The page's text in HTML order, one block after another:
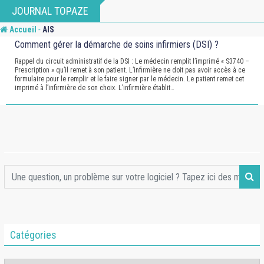
to
content
JOURNAL TOPAZE
Accueil -AIS
Comment gérer la démarche de soins infirmiers (DSI) ?
Rappel du circuit administratif de la DSI : Le médecin remplit l’imprimé « S3740 –
Prescription » qu’il remet à son patient. L’infirmière ne doit pas avoir accès à ce
formulaire pour le remplir et le faire signer par le médecin. Le patient remet cet
imprimé à l’infirmière de son choix. L’infirmière établit…
Catégories